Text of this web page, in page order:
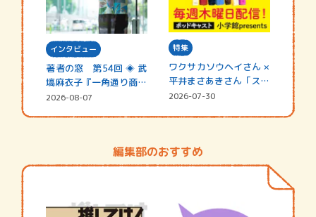
インタビュー
著者の窓 第54回 ◈ 武
塙麻衣子『一角通り商店
街の…
2026-08-07
特集
ワクサカソウヘイさん ×
平井まさあきさん「スペ
シャ…
2026-07-30
編集部のおすすめ